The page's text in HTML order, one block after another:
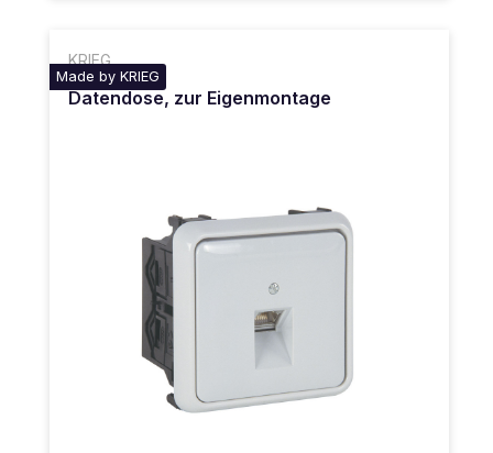
KRIEG
Made by KRIEG
Datendose, zur Eigenmontage